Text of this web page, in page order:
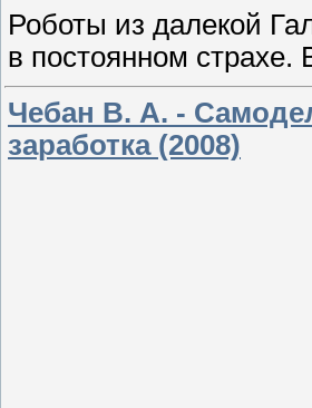
Роботы из далекой
в постоянном
Чебан В. А. -
заработка (2008)